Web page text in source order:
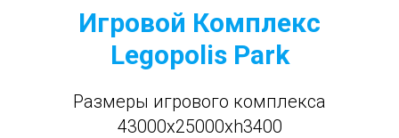
Игровой Комплекс
Legopolis Park
Размеры игрового комплекса
43000x25000xh3400